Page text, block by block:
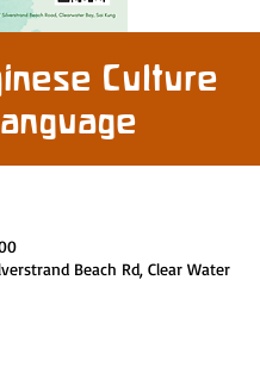
Culture
Beach Rd, Clear Water